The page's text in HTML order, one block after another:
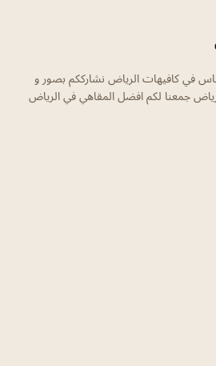
في كافيهات الرياض نشارككم بصور و
جمعنا لكم افضل المقاهي في الرياض